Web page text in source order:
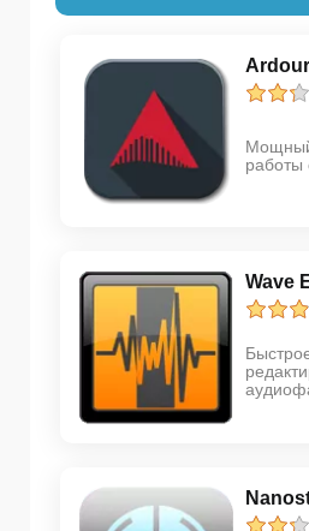
Ardour
Wave